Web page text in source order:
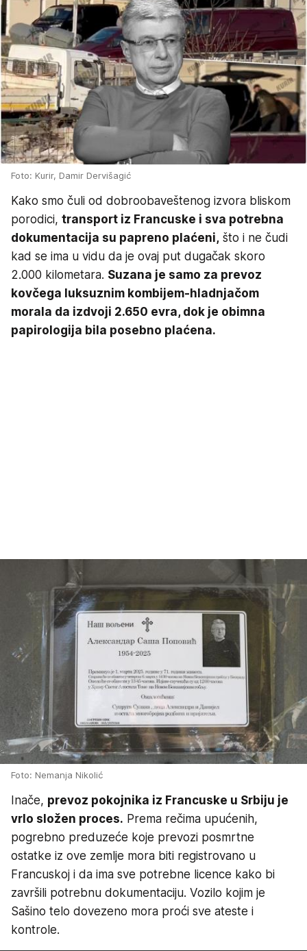
Foto: Kurir, Damir Dervišagić
Kako smo čuli od dobroobaveštenog izvora bliskom
porodici, transport iz Francuske i sva potrebna
dokumentacija su papreno plaćeni, što i ne čudi
kad se ima u vidu da je ovaj put dugačak skoro
2.000 kilometara. Suzana je samo za prevoz
kovčega luksuznim kombijem-hladnjačom
morala da izdvoji 2.650 evra, dok je obimna
papirologija bila posebno plaćena.
Foto: Nemanja Nikolić
Inače, prevoz pokojnika iz Francuske u Srbiju je
vrlo složen proces. Prema rečima upućenih,
pogrebno preduzeće koje prevozi posmrtne
ostatke iz ove zemlje mora biti registrovano u
Francuskoj i da ima sve potrebne licence kako bi
završili potrebnu dokumentaciju. Vozilo kojim je
Sašino telo dovezeno mora proći sve ateste i
kontrole.